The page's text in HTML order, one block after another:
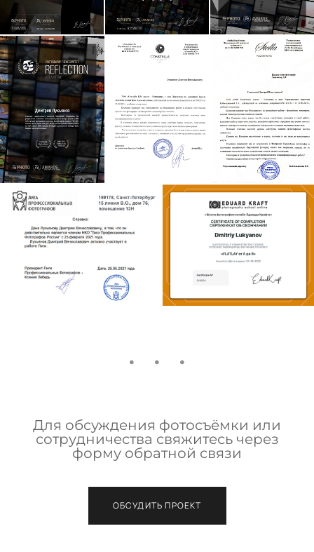
Для обсуждения фотосъёмки или
сотрудничества свяжитесь через
форму обратной связи
ОБСУДИТЬ ПРОЕКТ